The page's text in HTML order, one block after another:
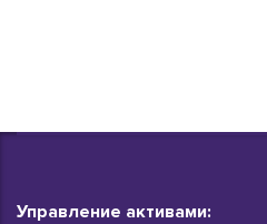
Управление активами: